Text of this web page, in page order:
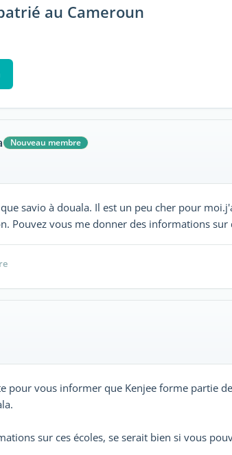
au Cameroun
Nouveau membre
savio à douala. Il est un peu cher pour
Pouvez vous me donner des informations sur
pour vous informer que Kenjee forme partie
sur ces écoles, se serait bien si vous